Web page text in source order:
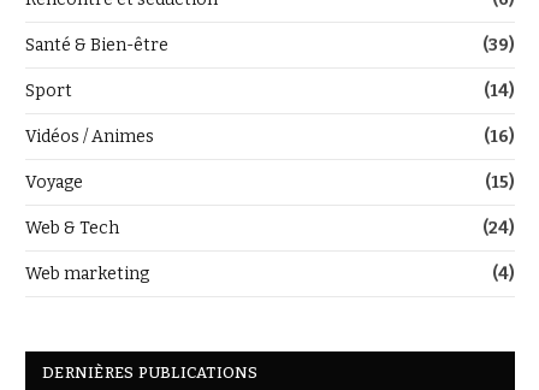
Santé & Bien-être (39)
Sport (14)
Vidéos / Animes (16)
Voyage (15)
Web & Tech (24)
Web marketing (4)
DERNIÈRES PUBLICATIONS